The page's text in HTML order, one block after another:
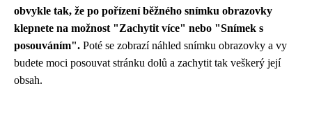
obvykle tak, že po pořízení běžného snímku obrazovky
klepnete na možnost "Zachytit více" nebo "Snímek s
posouváním". Poté se zobrazí náhled snímku obrazovky a vy
budete moci posouvat stránku dolů a zachytit tak veškerý její
obsah.